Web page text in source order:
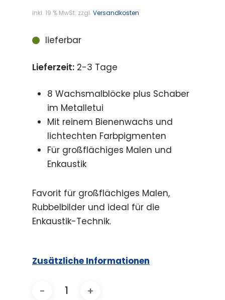
inkl. 19 % MwSt. zzgl. Versandkosten
lieferbar
Lieferzeit: 2-3 Tage
8 Wachsmalblöcke plus Schaber
im Metalletui
Mit reinem Bienenwachs und
lichtechten Farbpigmenten
Für großflächiges Malen und
Enkaustik
Favorit für großflächiges Malen,
Rubbelbilder und ideal für die
Enkaustik-Technik.
Zusätzliche Informationen